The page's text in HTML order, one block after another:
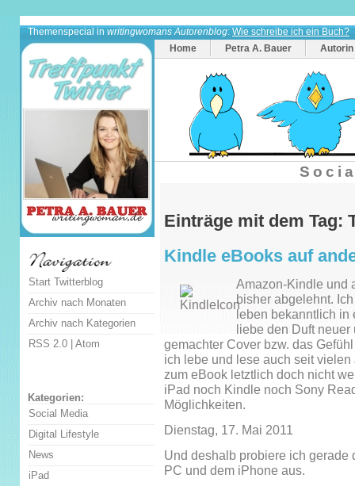
Themenspecial in writingwomans Autorenblog: Wie schreibe ich ein Buch?
Home
Petra A. Bauer Autorin
Einträge mit dem Tag:
Kindle eBooks auf
Amazon-Kindle und
bisher abgelehnt.
leben bekanntlich in
liebe den Duft
gemachter Cover bzw. das
ich lebe und lese auch seit
zum eBook letztlich doch nicht
iPad noch Kindle noch Sony
Möglichkeiten.
Dienstag, 17. Mai 2011
Und deshalb probiere ich
PC und dem iPhone aus.
Start Twitterblog
Archiv nach Monaten
Archiv nach Kategorien
RSS 2.0 | Atom
Kategorien:
Social Media
Digital Lifestyle
News
iPad